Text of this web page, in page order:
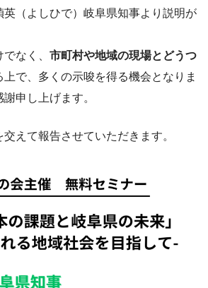
英（よしひで）岐阜県知事より説明が
なく、 市町村や地域の現場とどうつ
上で、多くの示唆を得る機会となりま
申し上げます。
えて報告させていただきます。